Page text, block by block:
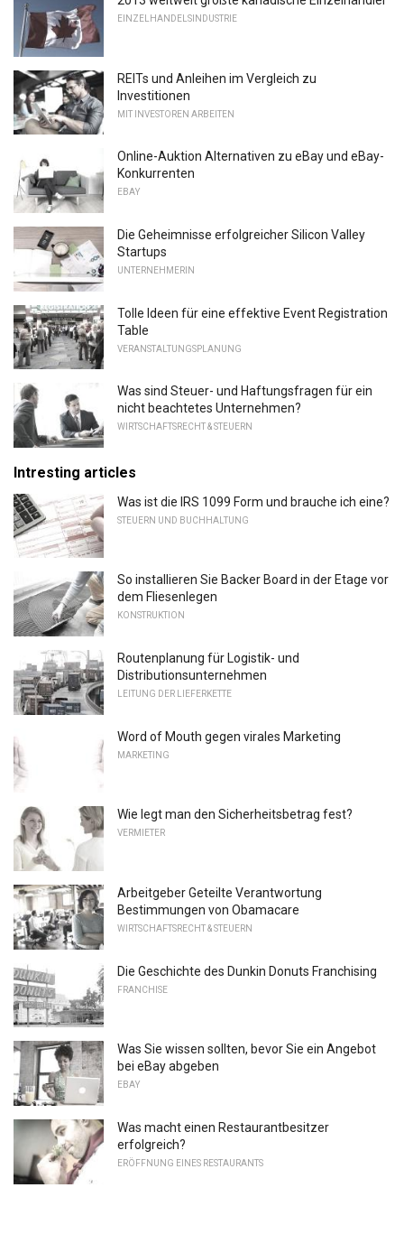
EINZELHANDELSINDUSTRIE
REITs und Anleihen im Vergleich zu
Investitionen
MIT INVESTOREN ARBEITEN
Online-Auktion Alternativen zu eBay und eBay-
Konkurrenten
EBAY
Die Geheimnisse erfolgreicher Silicon Valley
Startups
UNTERNEHMERIN
Tolle Ideen für eine effektive Event Registration
Table
VERANSTALTUNGSPLANUNG
Was sind Steuer- und Haftungsfragen für ein
nicht beachtetes Unternehmen?
WIRTSCHAFTSRECHT & STEUERN
Intresting articles
Was ist die IRS 1099 Form und brauche ich eine?
STEUERN UND BUCHHALTUNG
So installieren Sie Backer Board in der Etage vor
dem Fliesenlegen
KONSTRUKTION
Routenplanung für Logistik- und
Distributionsunternehmen
LEITUNG DER LIEFERKETTE
Word of Mouth gegen virales Marketing
MARKETING
Wie legt man den Sicherheitsbetrag fest?
VERMIETER
Arbeitgeber Geteilte Verantwortung
Bestimmungen von Obamacare
WIRTSCHAFTSRECHT & STEUERN
Die Geschichte des Dunkin Donuts Franchising
FRANCHISE
Was Sie wissen sollten, bevor Sie ein Angebot
bei eBay abgeben
EBAY
Was macht einen Restaurantbesitzer
erfolgreich?
ERÖFFNUNG EINES RESTAURANTS